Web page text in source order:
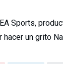
Sports,
un grito